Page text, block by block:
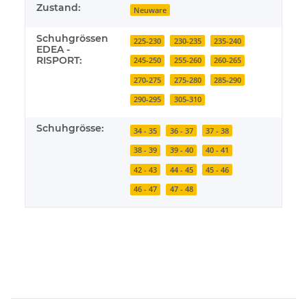
Zustand: Neuware
Schuhgrössen
EDEA -
RISPORT:
225-230 230-235 235-240
245-250 255-260 260-265
270-275 275-280 285-290
290-295 305-310
Schuhgrösse: 34 - 35 36 - 37 37 - 38
38 - 39 39 - 40 40 - 41
42 - 43 44 - 45 45 - 46
46 - 47 47 - 48